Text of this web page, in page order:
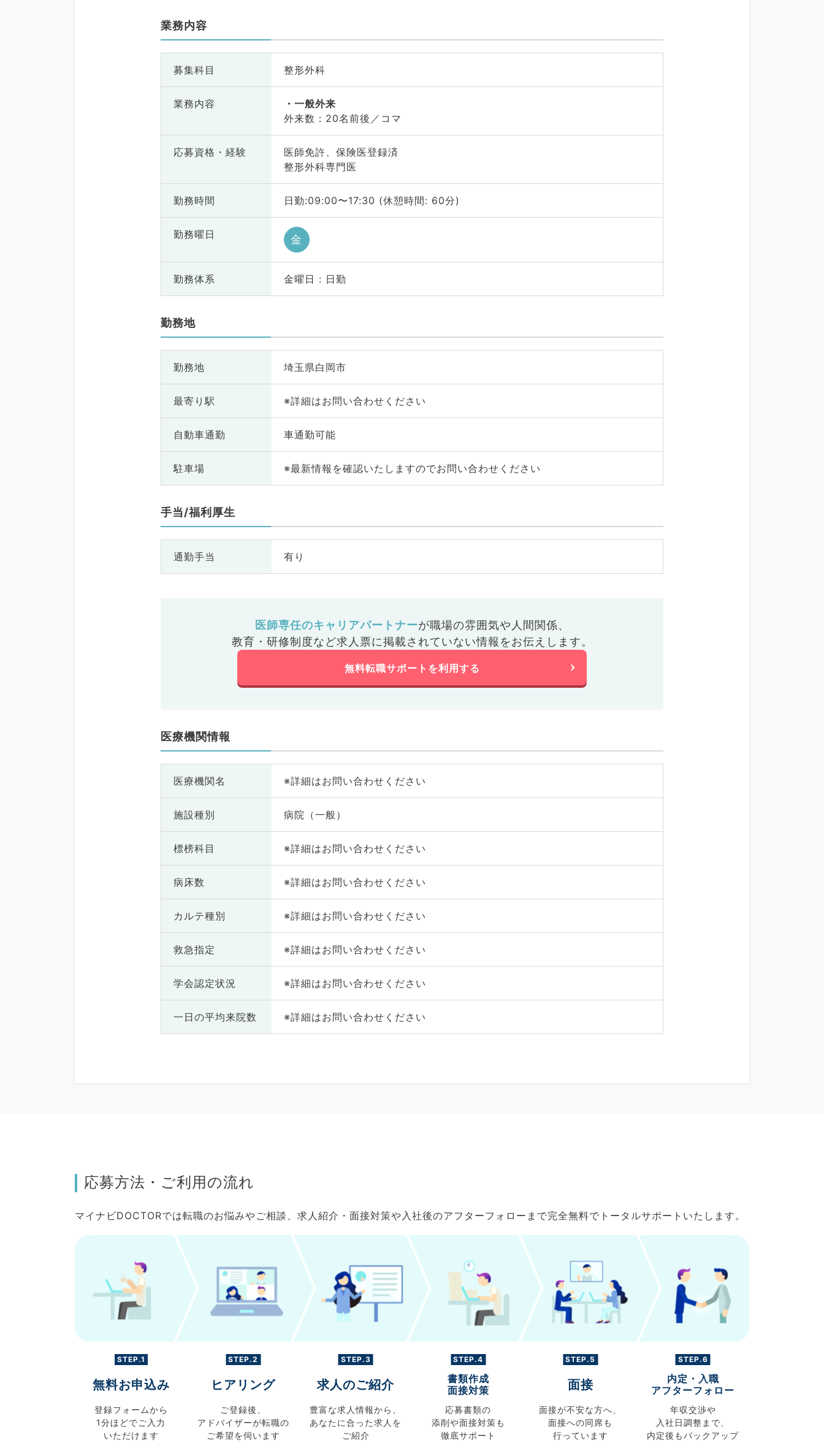
業務内容
募集科目 整形外科
業務内容
一般外来
外来数：20名前後／コマ
応募資格・ 経験
医師免許、保険医登録済
整形外科専門医
勤務時間 日勤:09:00〜17:30 (休憩時間: 60分)
勤務曜日 金
勤務体系 金曜日 : 日勤
勤務地
勤務地 埼玉県白岡市
最寄り駅 ※詳細はお問い合わせください
自動車通勤 車通勤可能
駐車場 ※最新情報を確認いたしますのでお問い合わせください
手当/福利厚生
通勤手当 有り
医師専任のキャリアパートナーが職場の雰囲気や人間関係、
教育・研修制度など求人票に掲載されていない情報をお伝えします。
無料転職サポートを利用する
医療機関情報
医療機関名 ※詳細はお問い合わせください
施設種別 病院（一般）
標榜科目 ※詳細はお問い合わせください
病床数 ※詳細はお問い合わせください
カルテ種別 ※詳細はお問い合わせください
救急指定 ※詳細はお問い合わせください
学会認定状況 ※詳細はお問い合わせください
一日の平均来院数 ※詳細はお問い合わせください
応募方法・ご利用の流れ
マイナビDOCTORでは転職のお悩みやご相談、求人紹介・面接対策や入社後のアフターフォローまで完全無料でトータルサポートいたします。
STEP.1
無料お申込み
登録フォームから
1分ほどでご入力
いただけます
STEP.2
ヒアリング
ご登録後、
アドバイザーが転職の
ご希望を伺います
STEP.3
求人のご紹介
豊富な求人情報から、
あなたに合った求人を
ご紹介
STEP.4
書類作成
面接対策
応募書類の
添削や面接対策も
徹底サポート
STEP.5
面接
面接が不安な方へ、
面接への同席も
行っています
STEP.6
内定・入職
アフターフォロー
年収交渉や
入社日調整まで、
内定後もバックアップ